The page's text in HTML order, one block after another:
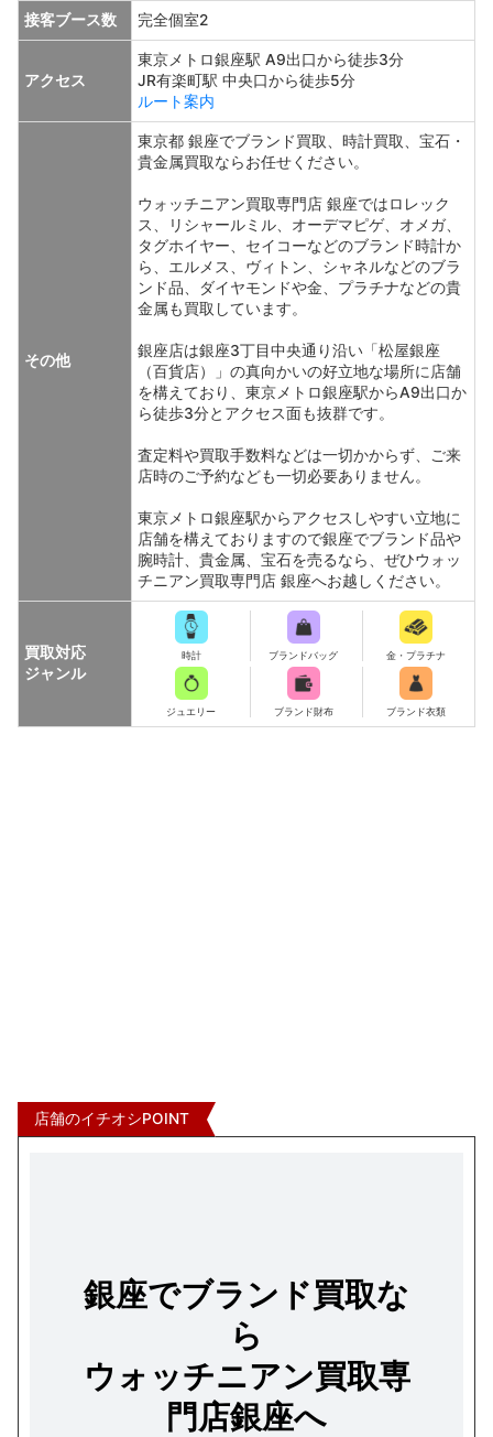
接客ブース数 完全個室2
アクセス
東京メトロ銀座駅 A9出口から徒歩3分
JR有楽町駅 中央口から徒歩5分
ルート案内
その他
東京都 銀座でブランド買取、時計買取、宝石・
貴金属買取ならお任せください。
ウォッチニアン買取専門店 銀座ではロレック
ス、リシャールミル、オーデマピゲ、オメガ、
タグホイヤー、セイコーなどのブランド時計か
ら、エルメス、ヴィトン、シャネルなどのブラ
ンド品、ダイヤモンドや金、プラチナなどの貴
金属も買取しています。
銀座店は銀座3丁目中央通り沿い「松屋銀座
（百貨店）」の真向かいの好立地な場所に店舗
を構えており、東京メトロ銀座駅からA9出口か
ら徒歩3分とアクセス面も抜群です。
査定料や買取手数料などは一切かからず、ご来
店時のご予約なども一切必要ありません。
東京メトロ銀座駅からアクセスしやすい立地に
店舗を構えておりますので銀座でブランド品や
腕時計、貴金属、宝石を売るなら、ぜひウォッ
チニアン買取専門店 銀座へお越しください。
買取対応
ジャンル
時計 ブランドバッグ 金・プラチナ
ジュエリー ブランド財布 ブランド衣類
店舗のイチオシPOINT
銀座でブランド買取な
ら
ウォッチニアン買取専
門店銀座へ